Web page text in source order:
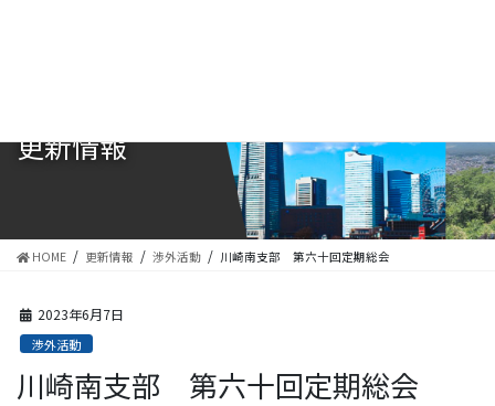
移
ン更新情報
HOME 更新情報 渉外活動 川崎南支部 第六十回定期総会
2023年6月7日
渉外活動
川崎南支部 第六十回定期総会